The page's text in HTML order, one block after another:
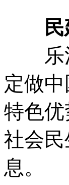
民建
乐清
定做
特色
社会
息。